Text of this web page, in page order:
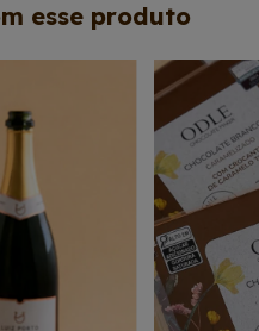
esse produto